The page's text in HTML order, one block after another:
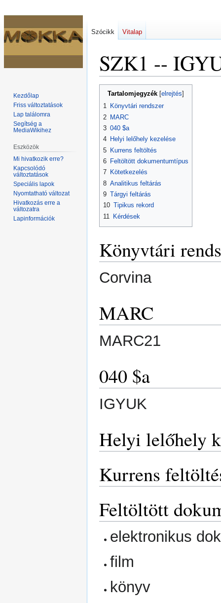
SZK1 --
Ugrás
navigációhoz
Ugrás
kereséshez
Tartalomjegyzék
1 Könyvtári rendszer
2 MARC
3 040 $a
4 Helyi lelőhely kezelése
5 Kurrens feltöltés
6 Feltöltött dokumentumtípus
7 Kötetkezelés
8 Analitikus feltárás
9 Tárgyi feltárás
10 Tipikus rekord
11
Kérdések
Könyvtári
Corvina
MARC
MARC21
040 $a
IGYUK
Helyi lelőhely
Kurrens
Feltöltött
elektronikus
film
könyv
Szócikk Vitalap
Kezdőlap
Friss változtatások
Lap találomra
Segítség a
MediaWikihez
Eszközök
Mi hivatkozik erre?
Kapcsolódó
változtatások
Speciális lapok
Nyomtatható változat
Hivatkozás erre a
változatra
Lapinformációk